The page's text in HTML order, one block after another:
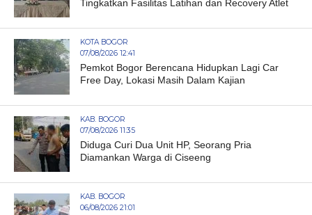
Tingkatkan Fasilitas Latihan dan Recovery Atlet
KOTA BOGOR
07/08/2026 12:41
Pemkot Bogor Berencana Hidupkan Lagi Car
Free Day, Lokasi Masih Dalam Kajian
KAB. BOGOR
07/08/2026 11:35
Diduga Curi Dua Unit HP, Seorang Pria
Diamankan Warga di Ciseeng
KAB. BOGOR
06/08/2026 21:01